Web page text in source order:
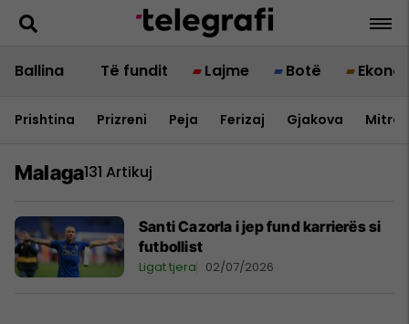
Ballina Të fundit Lajme Botë
Prishtina Prizreni Peja Ferizaj Gjakova
Malaga131 Artikuj
Santi Cazorla i jep fund karrierës si
futbollist
Ligat tjera 02/07/2026